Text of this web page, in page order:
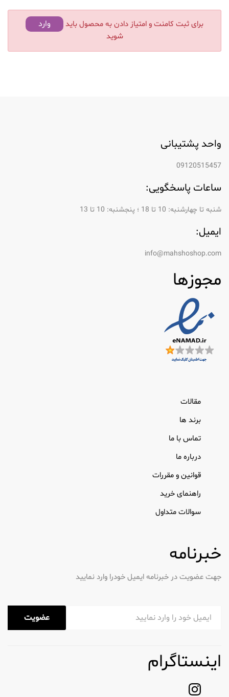
برای ثبت کامنت و امتیاز دادن به محصول باید وارد
شوید
واحد پشتیبانی
09120515457
ساعات پاسخگویی:
شنبه تا چهارشنبه: 10 تا 18 ؛ پنجشنبه: 10 تا 13
ایمیل:
info@mahshoshop.com
مجوزها
مقالات
برند ها
تماس با ما
درباره ما
قوانین و مقررات
راهنمای خرید
سوالات متداول
خبرنامه
جهت عضویت در خبرنامه ایمیل خودرا وارد نمایید
عضویت
اینستاگرام